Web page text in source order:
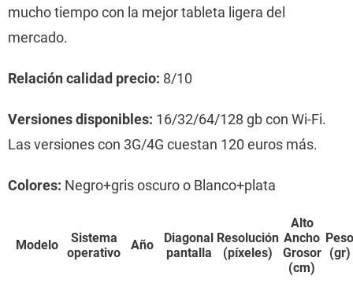
mucho tiempo con la mejor tableta ligera del
mercado.
Relación calidad precio: 8/10
Versiones disponibles: 16/32/64/128 gb con Wi-Fi.
Las versiones con 3G/4G cuestan 120 euros más.
Colores: Negro+gris oscuro o Blanco+plata
Modelo
Sistema
operativo
Año
Diagonal
pantalla
Resolución
(píxeles)
Alto
Ancho
Grosor
(cm)
Peso
(gr)